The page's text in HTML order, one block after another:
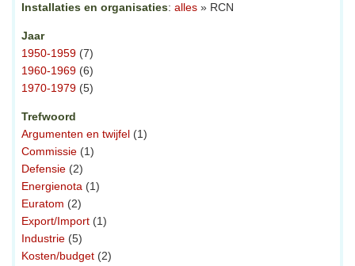
Installaties en organisaties: alles » RCN
Jaar
1950-1959 (7)
1960-1969 (6)
1970-1979 (5)
Trefwoord
Argumenten en twijfel (1)
Commissie (1)
Defensie (2)
Energienota (1)
Euratom (2)
Export/Import (1)
Industrie (5)
Kosten/budget (2)